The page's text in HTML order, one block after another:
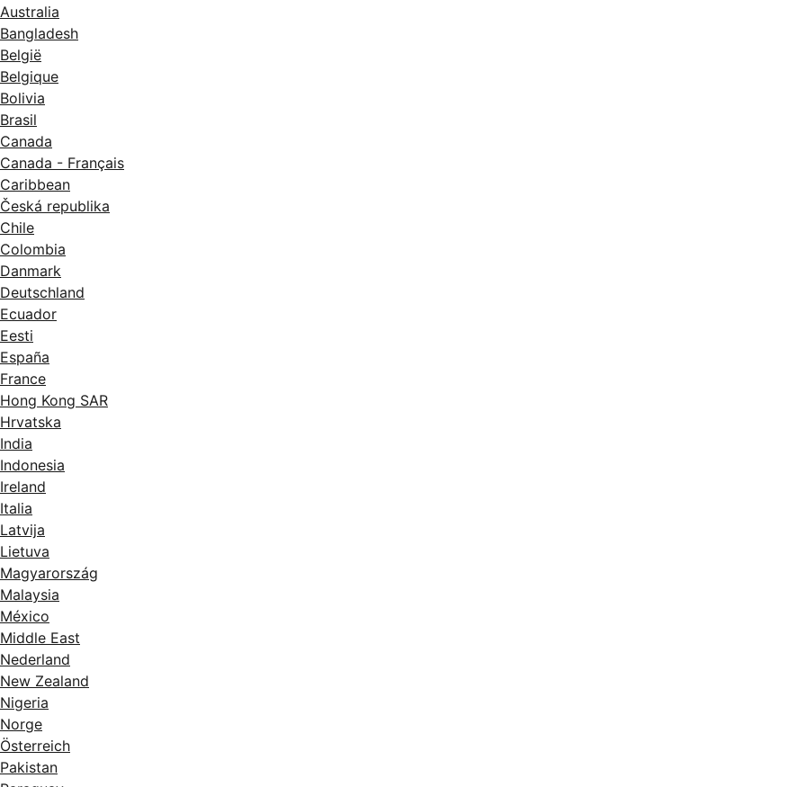
Australia
Bangladesh
België
Belgique
Bolivia
Brasil
Canada
Canada - Français
Caribbean
Česká republika
Chile
Colombia
Danmark
Deutschland
Ecuador
Eesti
España
France
Hong Kong SAR
Hrvatska
India
Indonesia
Ireland
Italia
Latvija
Lietuva
Magyarország
Malaysia
México
Middle East
Nederland
New Zealand
Nigeria
Norge
Österreich
Pakistan